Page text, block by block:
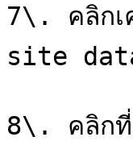
7\. คลิกเ
site
8\. คลิก